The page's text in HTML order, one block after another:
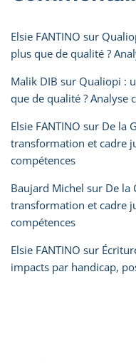
Elsie FANTINO sur
plus que de qualité ?
Malik DIB sur Qualiopi :
que de qualité ? Analyse
Elsie FANTINO sur De la
transformation et cadre
compétences
Baujard Michel sur De la
transformation et cadre
compétences
Elsie FANTINO sur
impacts par handicap,